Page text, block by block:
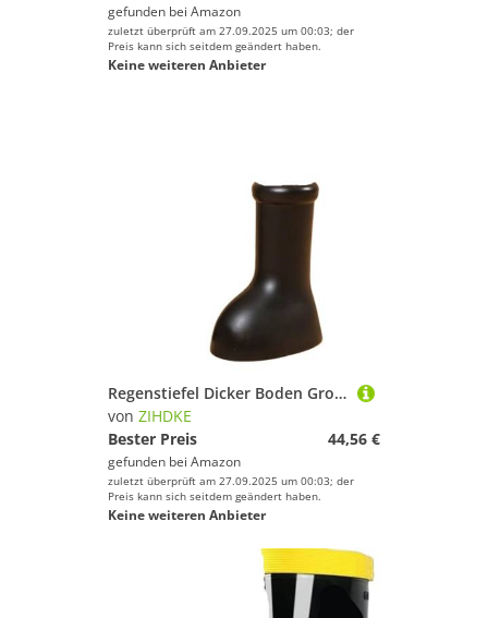
gefunden bei Amazon
zuletzt überprüft am 27.09.2025 um 00:03; der
Preis kann sich seitdem geändert haben.
Keine weiteren Anbieter
Regenstiefel Dicker Boden Großer runder Kopf Flacher Einstufige Cartoon-Regenstiefel Für Industrie Handwerk(Black,31)
von ZIHDKE
Bester Preis
44,56 €
gefunden bei Amazon
zuletzt überprüft am 27.09.2025 um 00:03; der
Preis kann sich seitdem geändert haben.
Keine weiteren Anbieter